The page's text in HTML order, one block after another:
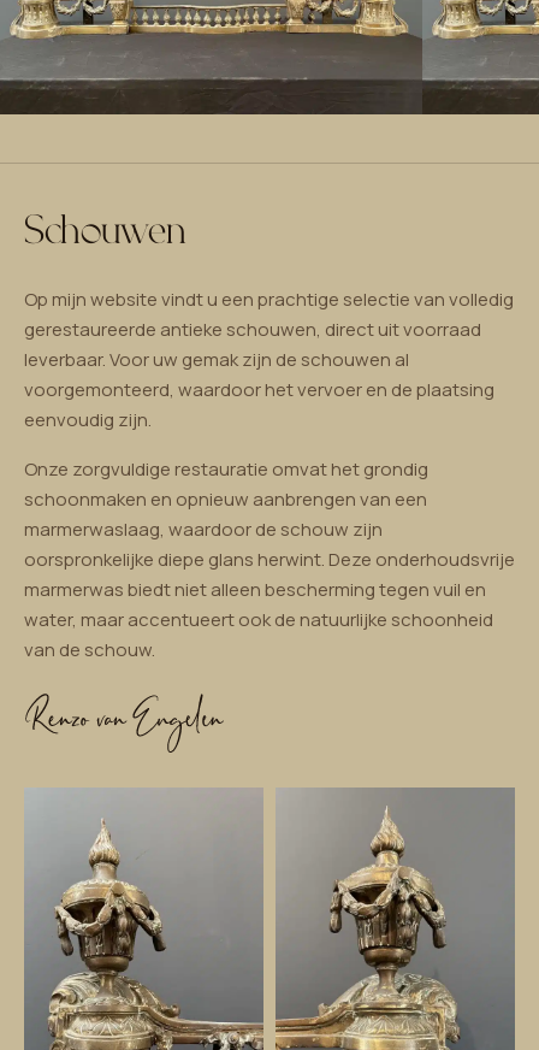
Schouwen
Op mijn website vindt u een prachtige selectie van volledig
gerestaureerde antieke schouwen, direct uit voorraad
leverbaar. Voor uw gemak zijn de schouwen al
voorgemonteerd, waardoor het vervoer en de plaatsing
eenvoudig zijn.
Onze zorgvuldige restauratie omvat het grondig
schoonmaken en opnieuw aanbrengen van een
marmerwaslaag, waardoor de schouw zijn
oorspronkelijke diepe glans herwint. Deze onderhoudsvrije
marmerwas biedt niet alleen bescherming tegen vuil en
water, maar accentueert ook de natuurlijke schoonheid
van de schouw.